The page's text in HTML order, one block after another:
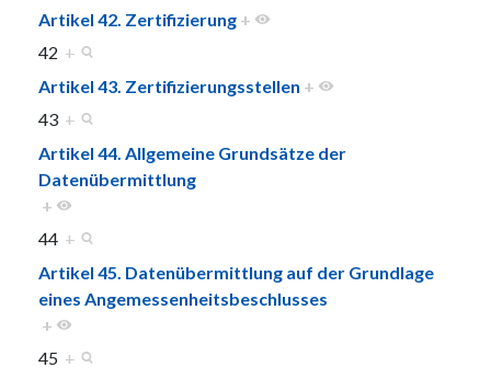
Artikel 42. Zertifizierung +
42 +
Artikel 43. Zertifizierungsstellen +
43 +
Artikel 44. Allgemeine Grundsätze der
Datenübermittlung
+
44 +
Artikel 45. Datenübermittlung auf der Grundlage
eines Angemessenheitsbeschlusses
+
45 +